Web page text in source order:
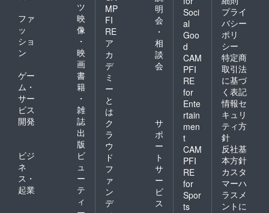
ツ
ファ
ッ
ショ
ン
映
像
・
映
画
ゲー
ム・
サー
ビス
開発
書
籍
・
雑
誌
出
版
ビジ
ネ
ス・
起業
ビ
ュ
ー
テ
ィ
MP
FI
RE
ア
カ
デ
ミ
ー
と
は
明
会
・
相
談
会
ク
ラ
ウ
ド
フ
ァ
ン
デ
サ
ポ
ー
ト
サ
ー
ビ
ス
Soci
al
Goo
d
CAM
PFI
RE
for
Ente
rtain
men
t
CAM
PFI
RE
for
Spor
ts
プライ
バシー
ポリ
シー
特定商
取引法
に基づ
く表記
情報セ
キュリ
ティ方
針
反社基
本方針
カスタ
マーハ
ラスメ
ントに